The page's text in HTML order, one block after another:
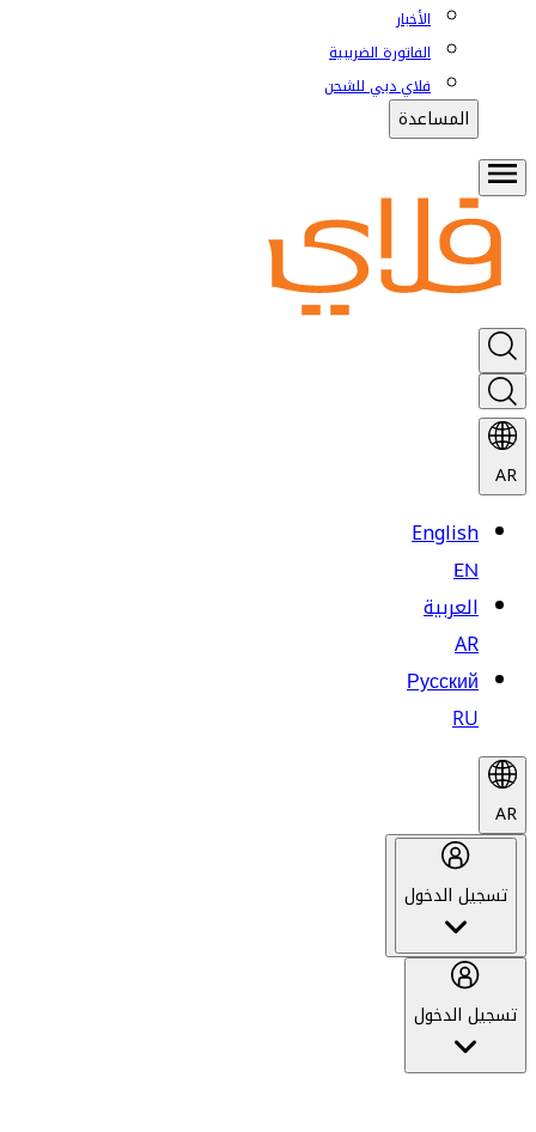
الأخبار
الفاتورة الضريبية
فلاي دبي للشحن
المساعدة
AR
English
EN
العربية
AR
Русский
RU
AR
تسجيل الدخول
تسجيل الدخول